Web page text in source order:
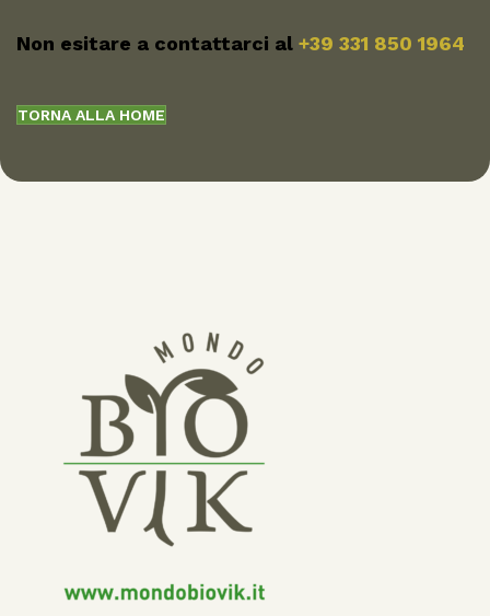
Non esitare a contattarci al +39 331 850 1964
TORNA ALLA HOME